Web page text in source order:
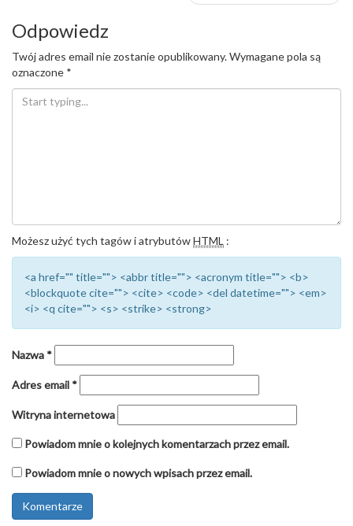
Odpowiedz
Twój adres email nie zostanie opublikowany.Wymagane pola są
oznaczone *
Możesz użyć tych tagów i atrybutówHTML :
<a href="" title=""> <abbr title=""> <acronym title=""> <b>
<blockquote cite=""> <cite> <code> <del datetime=""> <em>
<i> <q cite=""> <s> <strike> <strong>
Nazwa *
Adres email *
Witryna internetowa
Powiadom mnie o kolejnych komentarzach przez email.
Powiadom mnie o nowych wpisach przez email.